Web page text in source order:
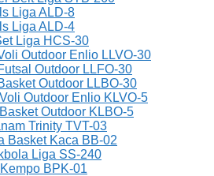
Liga ALD-8
Liga ALD-4
Liga HCS-30
Outdoor Enlio LLVO-30
Outdoor LLFO-30
Outdoor LLBO-30
Outdoor Enlio KLVO-5
Outdoor KLBO-5
Trinity TVT-03
Basket Kaca BB-02
Liga SS-240
BPK-01